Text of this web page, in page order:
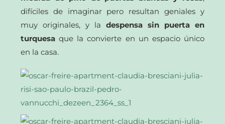
difíciles de imaginar pero resultan geniales y
muy originales, y la despensa sin puerta en
turquesa que la convierte en un espacio único
en la casa.